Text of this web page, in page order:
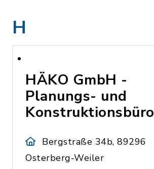
H
HÄKO GmbH -
Planungs- und
Konstruktionsbüro
Bergstraße 34b, 89296
Osterberg-Weiler